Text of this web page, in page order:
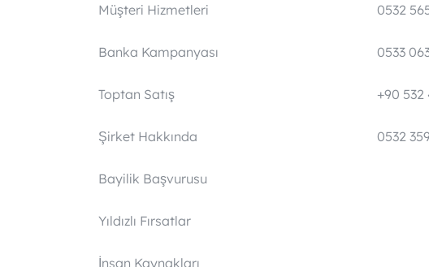
Müşteri Hizmetleri
Banka Kampanyası
Toptan Satış
Şirket Hakkında
Bayilik Başvurusu
Yıldızlı Fırsatlar
İnsan Kaynakları
0532
0533
+90 532
0532